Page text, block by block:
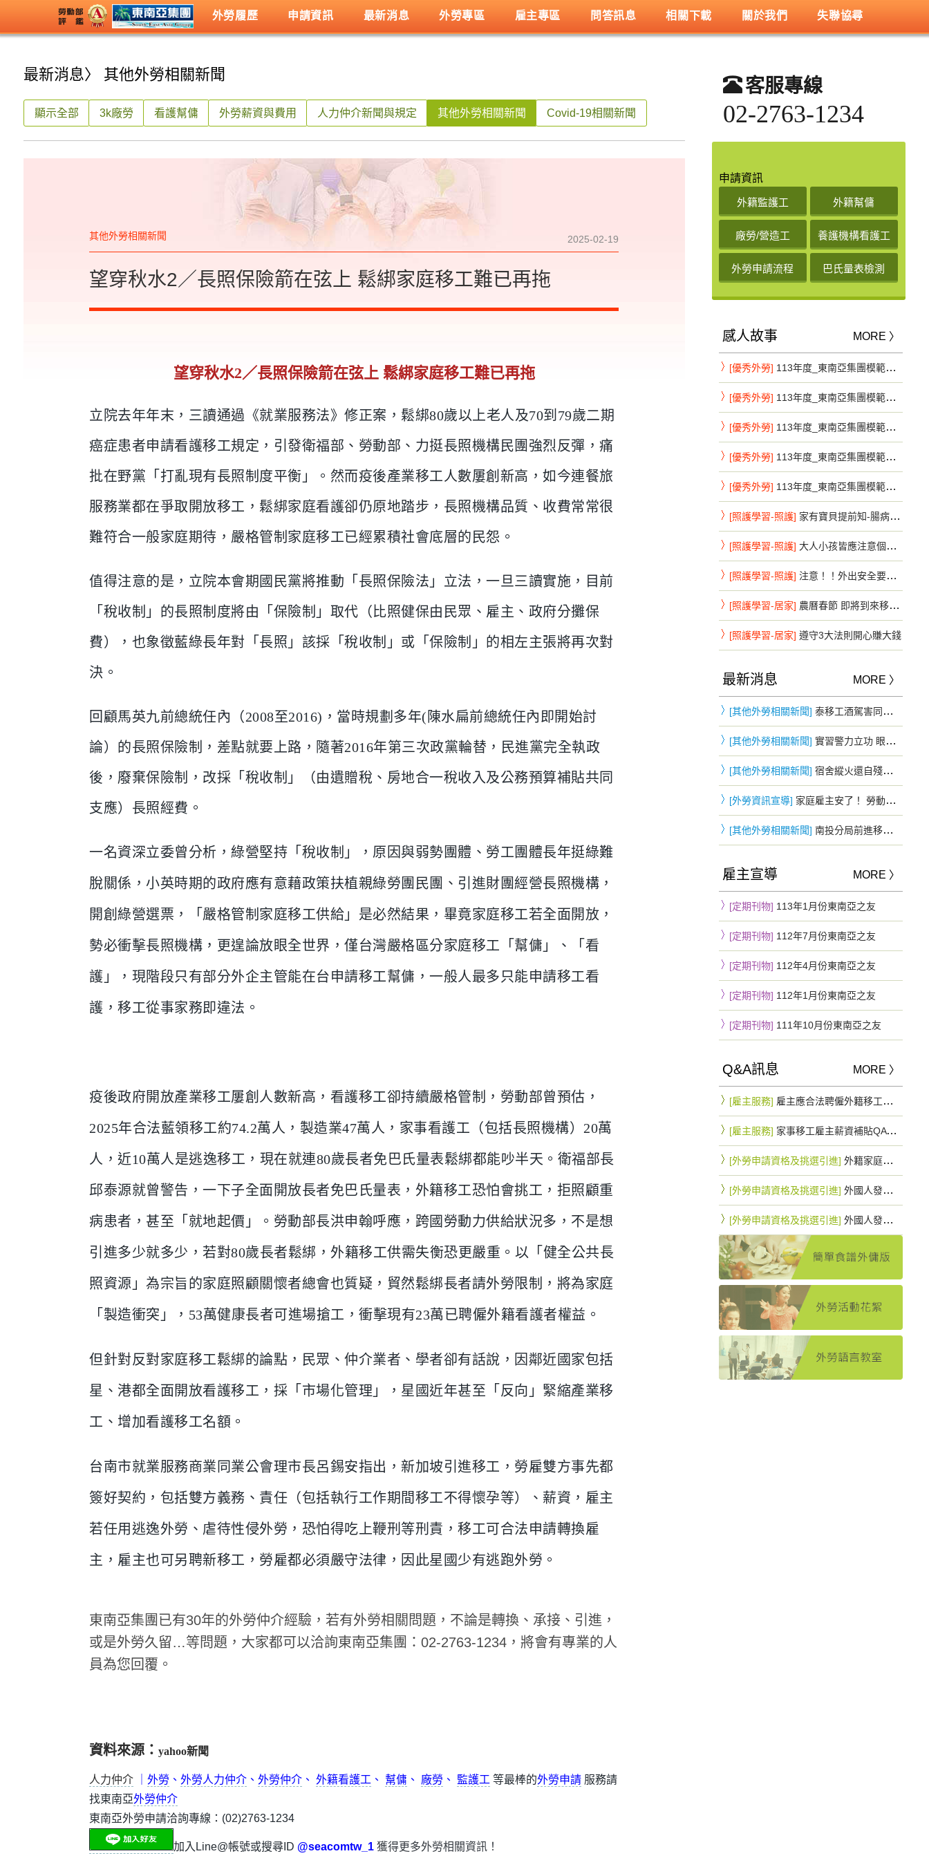
外勞履歷 申請資訊 最新消息 外勞專區 雇主專區 問答訊息 相關下載 關於我們 失聯協尋
最新消息〉 其他外勞相關新聞
顯示全部 3k廠勞 看護幫傭 外勞薪資與費用 人力仲介新聞與規定 其他外勞相關新聞 Covid-19相關新聞
2025-02-19
其他外勞相關新聞
望穿秋水2／長照保險箭在弦上 鬆綁家庭移工難已再拖
望穿秋水2／長照保險箭在弦上 鬆綁家庭移工難已再拖
立院去年年末，三讀通過《就業服務法》修正案，鬆綁80歲以上老人及70到79歲二期
癌症患者申請看護移工規定，引發衛福部、勞動部、力挺長照機構民團強烈反彈，痛
批在野黨「打亂現有長照制度平衡」。然而疫後產業移工人數屢創新高，如今連餐旅
服務業都在爭取開放移工，鬆綁家庭看護卻仍原地踏步，長照機構品質、收費常常很
難符合一般家庭期待，嚴格管制家庭移工已經累積社會底層的民怨。
值得注意的是，立院本會期國民黨將推動「長照保險法」立法，一旦三讀實施，目前
「稅收制」的長照制度將由「保險制」取代（比照健保由民眾、雇主、政府分攤保
費），也象徵藍綠長年對「長照」該採「稅收制」或「保險制」的相左主張將再次對
決。
回顧馬英九前總統任內（2008至2016)，當時規劃多年(陳水扁前總統任內即開始討
論）的長照保險制，差點就要上路，隨著2016年第三次政黨輪替，民進黨完全執政
後，廢棄保險制，改採「稅收制」（由遺贈稅、房地合一稅收入及公務預算補貼共同
支應）長照經費。
一名資深立委曾分析，綠營堅持「稅收制」，原因與弱勢團體、勞工團體長年挺綠難
脫關係，小英時期的政府應有意藉政策扶植親綠勞團民團、引進財團經營長照機構，
開創綠營選票，「嚴格管制家庭移工供給」是必然結果，畢竟家庭移工若全面開放，
勢必衝擊長照機構，更遑論放眼全世界，僅台灣嚴格區分家庭移工「幫傭」、「看
護」，現階段只有部分外企主管能在台申請移工幫傭，一般人最多只能申請移工看
護，移工從事家務即違法。
疫後政府開放產業移工屢創人數新高，看護移工卻持續嚴格管制，勞動部曾預估，
2025年合法藍領移工約74.2萬人，製造業47萬人，家事看護工（包括長照機構）20萬
人，近10萬人是逃逸移工，現在就連80歲長者免巴氏量表鬆綁都能吵半天。衛福部長
邱泰源就曾警告，一下子全面開放長者免巴氏量表，外籍移工恐怕會挑工，拒照顧重
病患者，甚至「就地起價」。勞動部長洪申翰呼應，跨國勞動力供給狀況多，不是想
引進多少就多少，若對80歲長者鬆綁，外籍移工供需失衡恐更嚴重。以「健全公共長
照資源」為宗旨的家庭照顧關懷者總會也質疑，貿然鬆綁長者請外勞限制，將為家庭
「製造衝突」，53萬健康長者可進場搶工，衝擊現有23萬已聘僱外籍看護者權益。
但針對反對家庭移工鬆綁的論點，民眾、仲介業者、學者卻有話說，因鄰近國家包括
星、港都全面開放看護移工，採「市場化管理」，星國近年甚至「反向」緊縮產業移
工、增加看護移工名額。
台南市就業服務商業同業公會理市長呂錫安指出，新加坡引進移工，勞雇雙方事先都
簽好契約，包括雙方義務、責任（包括執行工作期間移工不得懷孕等）、薪資，雇主
若任用逃逸外勞、虐待性侵外勞，恐怕得吃上鞭刑等刑責，移工可合法申請轉換雇
主，雇主也可另聘新移工，勞雇都必須嚴守法律，因此星國少有逃跑外勞。
Facebook
LinTwitte
WhatsApp
Copy
Link
東南亞集團已有30年的外勞仲介經驗，若有外勞相關問題，不論是轉換、承接、引進，
或是外勞久留…等問題，大家都可以洽詢東南亞集團：02-2763-1234，將會有專業的人
員為您回覆。
資料來源：yahoo新聞
人力仲介 ｜外勞 、外勞人力仲介 、外勞仲介 、外籍看護工 、 幫傭 、 廠勞 、 監護工 等最棒的外勞申請 服務請
找東南亞外勞仲介
東南亞外勞申請洽詢專線：(02)2763-1234
加入Line@帳號或搜尋ID @seacomtw_1 獲得更多外勞相關資訊！
客服專線
02-2763-1234
申請資訊
外籍監護工 外籍幫傭
廠勞/營造工 養護機構看護工
外勞申請流程 巴氏量表檢測
感人故事 MORE 〉
[優秀外勞] 113年度_東南亞集團模範移工系列_新北市第7彈
[優秀外勞] 113年度_東南亞集團模範移工系列_新北市第8彈
[優秀外勞] 113年度_東南亞集團模範移工系列_新北市第9彈
[優秀外勞] 113年度_東南亞集團模範移工系列_新竹縣第1彈
[優秀外勞] 113年度_東南亞集團模範移工系列_新竹縣第2彈
[照護學習-照護] 家有寶貝提前知-腸病毒重症前兆速送醫
[照護學習-照護] 大人小孩皆應注意個人手部衛生-腸病毒不來鬧特刊
[照護學習-照護] 注意！！外出安全要注意，避免危險活動
[照護學習-居家] 農曆春節 即將到來移工朋友 注意事項
[照護學習-居家] 遵守3大法則開心賺大錢
最新消息 MORE 〉
[其他外勞相關新聞] 泰移工酒駕害同鄉重摔慘死…花5萬和解 判3年2月驅逐出境
[其他外勞相關新聞] 實習警力立功 眼尖發現可疑身影 失聯移工躲車斗仍遭查獲
[其他外勞相關新聞] 宿舍縱火還自殘！頂樓僵持3小時被勸下 移工鬧情緒下場慘曝
[外勞資訊宣導] 家庭雇主安了！ 勞動部：「移工零付費」家庭看護雇主不適用
[其他外勞相關新聞] 南投分局前進移工宿舍防詐 四國語言同步宣導提升自我保護力
雇主宣導 MORE 〉
[定期刊物] 113年1月份東南亞之友
[定期刊物] 112年7月份東南亞之友
[定期刊物] 112年4月份東南亞之友
[定期刊物] 112年1月份東南亞之友
[定期刊物] 111年10月份東南亞之友
Q&A訊息 MORE 〉
[雇主服務] 雇主應合法聘僱外籍移工，一旦查獲將罰緩15~75萬不等
[雇主服務] 家事移工雇主薪資補貼QA 最高可拿10.8萬元
[外勞申請資格及挑選引進] 外籍家庭幫傭與外籍家庭看護工因行蹤不明申請遞補之規定是否相同？
[外勞申請資格及挑選引進] 外國人發生行蹤不明經依規定通知入出國管理機關及警察機關滿3個月仍未查獲者，雇主得否以該名額直接辦理外國人之重新招募入國引進？
[外勞申請資格及挑選引進] 外國人發生行蹤不明經依規定通知入出國管理機關及警察機關滿3個月仍未查獲者，應如何申請遞補外國人？